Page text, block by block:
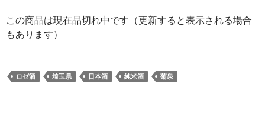
この商品は現在品切れ中です（更新すると表示される場合
もあります）
ロゼ酒 埼玉県 日本酒 純米酒 菊泉